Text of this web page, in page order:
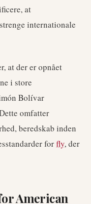
at
internationale
at der er opnået
i store
Bolívar
omfatter
beredskab inden
forfly, der
American